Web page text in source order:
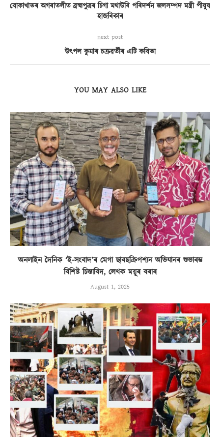
বোকাখাতৰ অগৰাতলীত ব্ৰহ্মপুত্ৰৰ চিগা মথাউৰি পৰিদৰ্শন জলসম্পদ মন্ত্ৰী পীযুষ
হাজৰিকাৰ
next post
উৎপল কুমাৰ চক্ৰৱৰ্তীৰ এটি কবিতা
YOU MAY ALSO LIKE
অনলাইন দৈনিক ‘ই-সংবাদ’ৰ মেগা ছাবছক্ৰিপশ্যন অভিযানৰ শুভাৰম্ভ
বিশিষ্ট চিন্তাবিদ, লেখক ময়ূৰ বৰাৰ
August 1, 2025